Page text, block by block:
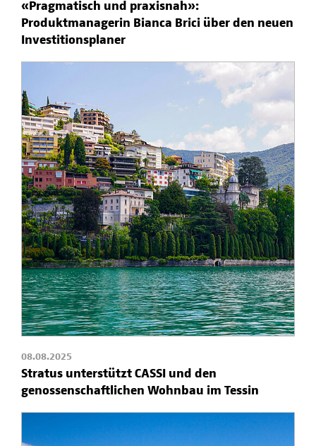
«Pragmatisch und praxisnah»:
Produktmanagerin Bianca Brici über den neuen
Investitionsplaner
08.08.2025
Stratus unterstützt CASSI und den
genossenschaftlichen Wohnbau im Tessin